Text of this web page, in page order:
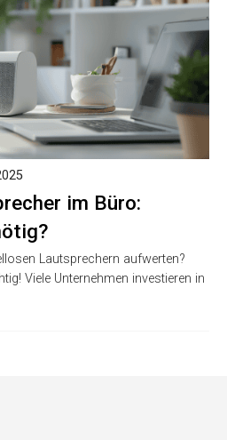
im Büro:
Lautsprechern aufwerten?
Viele Unternehmen investieren in